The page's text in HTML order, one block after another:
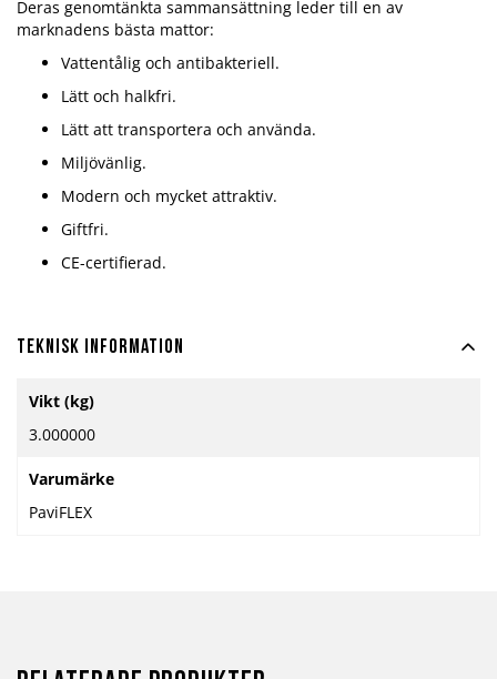
Deras genomtänkta sammansättning leder till en av
marknadens bästa mattor:
Vattentålig och antibakteriell.
Lätt och halkfri.
Lätt att transportera och använda.
Miljövänlig.
Modern och mycket attraktiv.
Giftfri.
CE-certifierad.
Teknisk information
information
Vikt (kg)
3.000000
Varumärke
PaviFLEX